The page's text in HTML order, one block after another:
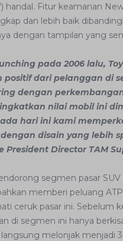
handal. Fitur keamanan
dan lebih baik
dengan tampilan yang
pada 2006 lalu,
positif dari pelanggan di
dengan
nilai mobil ini
hari ini kami
dengan disain yang lebih
President Director TAM
segmen pasar
memberi peluang
ceruk pasar ini. Sebelum
di segmen ini hanya
melonjak menjadi